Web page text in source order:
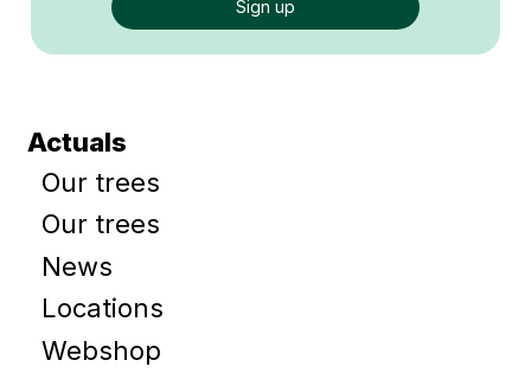
Actuals
Our trees
Our trees
News
Locations
Webshop